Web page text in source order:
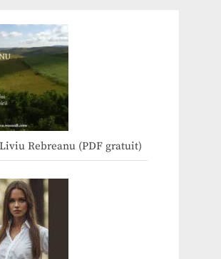
Rebreanu (PDF gratuit)